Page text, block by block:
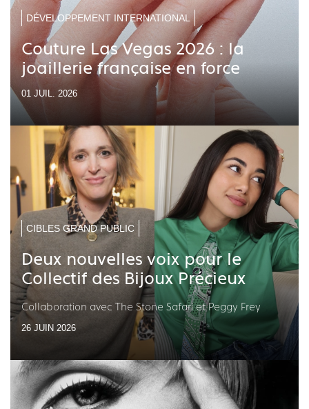
DÉVELOPPEMENT INTERNATIONAL
Couture Las Vegas 2026 : la
joaillerie française en force
01 JUIL. 2026
CIBLES GRAND PUBLIC
Deux nouvelles voix pour le
Collectif des Bijoux Précieux
Collaboration avec The Stone Safari et Peggy Frey
26 JUIN 2026